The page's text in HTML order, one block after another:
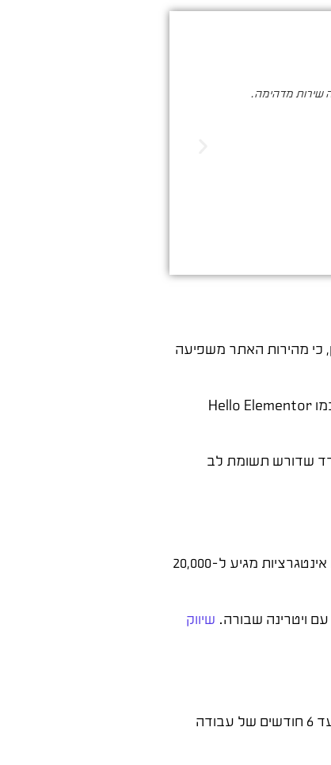
שירות מדהימה.
כי מהירות האתר משפיעה
שלב שני הוא התקנת וורדפרס ובחירת תבנית. תבנית (theme) קובעת את המבנה הכללי של האתר. מומלץ לבחור תבנית קלה כמו Hello Elementor
שדורש תשומת לב
טווח המחירים לבניית אתר וורדפרס רחב מאוד. אתר ביזנס בסיסי מתחיל מ-3,000 עד 8,000 שקל, אתר מורכב עם מאגר מידע או אינטגרציות מגיע ל-20,000
ויטרינה שבורה. שיווק
מי שמחליט לבנות בעצמו חוסך בעלויות אך משלם בזמן. ללמוד וורדפרס ברמה שמאפשרת לבנות אתר מקצועי לוקח לפחות 3 עד 6 חודשים של עבודה